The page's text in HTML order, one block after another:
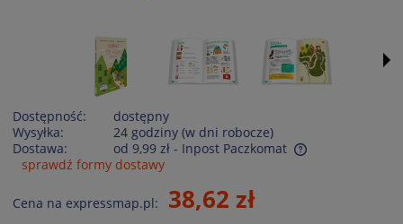
Dostępność:
dostępny
Wysyłka:
24 godziny (w dni robocze)
Dostawa:
od 9,99 zł - Inpost Paczkomat
Cena nie zawiera ewentualnych kosztów płatności
sprawdź formy dostawy
Cena na expressmap.pl: 38,62 zł